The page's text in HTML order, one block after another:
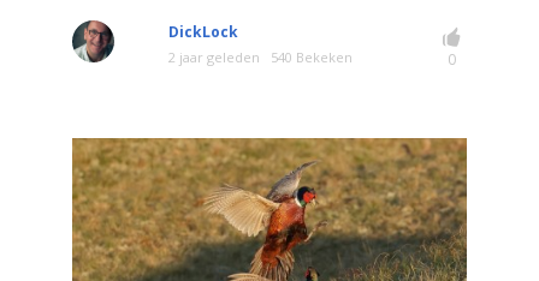
DickLock
2 jaar geleden 540 Bekeken 0